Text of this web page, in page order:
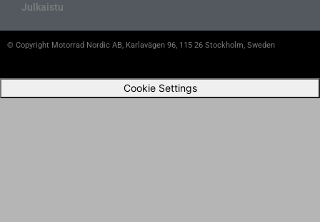
Julkaistu
© Copyright Motorrad Nordic AB, Karlavägen 96, 115 26 Stockholm, Sweden
Cookie Settings